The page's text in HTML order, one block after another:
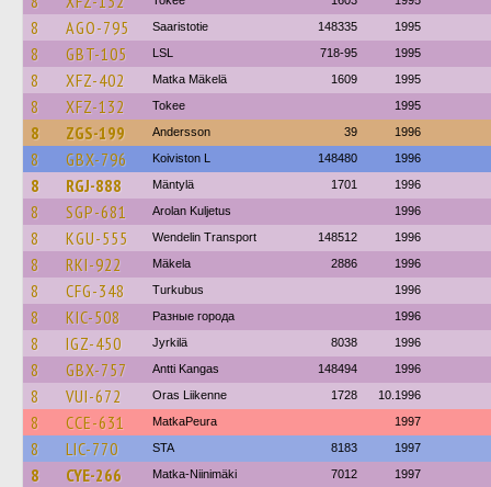
8 AGO-795 Saaristotie 148335 1995
8 GBT-105 LSL 718-95 1995
8 XFZ-402 Matka Mäkelä 1609 1995
8 XFZ-132 Tokee 1995
8 ZGS-199 Andersson 39 1996
8 GBX-796 Koiviston L 148480 1996
8 RGJ-888 Mäntylä 1701 1996
8 SGP-681 Arolan Kuljetus 1996
8 KGU-555 Wendelin Transport 148512 1996
8 RKI-922 Mäkela 2886 1996
8 CFG-348 Turkubus 1996
8 KIC-508 Разные города 1996
8 IGZ-450 Jyrkilä 8038 1996
8 GBX-757 Antti Kangas 148494 1996
8 VUI-672 Oras Liikenne 1728 10.1996
8 CCE-631 MatkaPeura 1997
8 LIC-770 STA 8183 1997
8 CYE-266 Matka-Niinimäki 7012 1997